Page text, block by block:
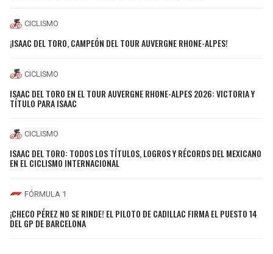
CICLISMO
¡ISAAC DEL TORO, CAMPEÓN DEL TOUR AUVERGNE RHONE-ALPES!
CICLISMO
ISAAC DEL TORO EN EL TOUR AUVERGNE RHONE-ALPES 2026: VICTORIA Y
TÍTULO PARA ISAAC
CICLISMO
ISAAC DEL TORO: TODOS LOS TÍTULOS, LOGROS Y RÉCORDS DEL MEXICANO
EN EL CICLISMO INTERNACIONAL
FÓRMULA 1
¡CHECO PÉREZ NO SE RINDE! EL PILOTO DE CADILLAC FIRMA EL PUESTO 14
DEL GP DE BARCELONA